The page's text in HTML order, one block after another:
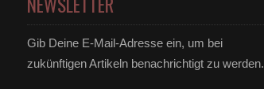
Gib Deine E-Mail-Adresse ein, um bei
zukünftigen Artikeln benachrichtigt zu werden.